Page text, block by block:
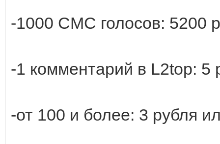
-1000 СМС голосов: 5200
-1 комментарий в L2top: 5
-от 100 и более: 3 рубля